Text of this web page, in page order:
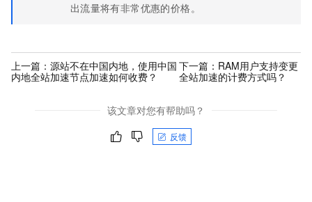
出流量将有非常优惠的价格。
上一篇： 源站不在中国内地，使用中国
内地全站加速节点加速如何收费？
下一篇： RAM用户支持变更
全站加速的计费方式吗？
该文章对您有帮助吗？
反馈